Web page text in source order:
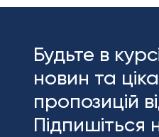
Будьте в
новин та
пропозицій